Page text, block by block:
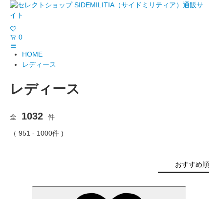
0
HOME
レディース
レディース
全 1032 件
（ 951 - 1000件 )
おすすめ順